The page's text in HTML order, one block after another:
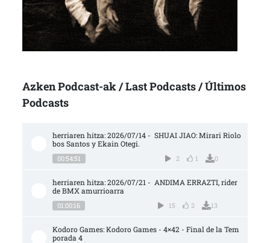
Azken Podcast-ak / Last Podcasts / Últimos
Podcasts
herriaren hitza: 2026/07/14 -  SHUAI JIAO: Mirari Riolo
bos Santos y Ekain Otegi.
00:54:51 2 1 0
herriaren hitza: 2026/07/21 -  ANDIMA ERRAZTI, rider
de BMX amurrioarra
01:00:16 15 2 13
Kodoro Games: Kodoro Games - 4×42 - Final de la Tem
porada 4